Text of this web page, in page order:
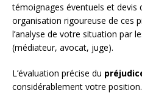
témoignages éventuels et devis
organisation rigoureuse de ces
l’analyse de votre situation par
(médiateur, avocat, juge).
L’évaluation précise du
considérablement votre